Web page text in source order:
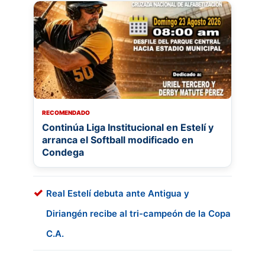
RECOMENDADO
Continúa Liga Institucional en Estelí y
arranca el Softball modificado en
Condega
Real Estelí debuta ante Antigua y
Diriangén recibe al tri-campeón de la Copa
C.A.